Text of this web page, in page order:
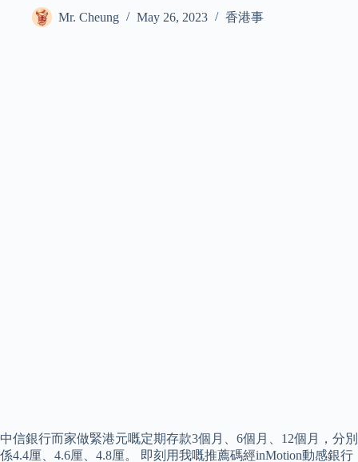
Mr. Cheung May 26, 2023 香港事
中信銀行而家做緊港元嘅定期存款3個月、6個月、12個月，分別
係4.4厘、4.6厘、4.8厘。 即刻用我嘅推薦碼經inMotion動感銀行